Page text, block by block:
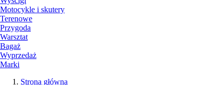
Motocykle i skutery
Terenowe
Przygoda
Warsztat
Bagaż
Wyprzedaż
Marki
Strona główna